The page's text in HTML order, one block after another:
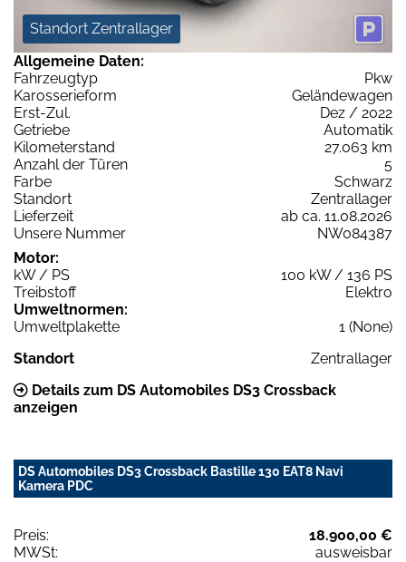
Standort Zentrallager
Allgemeine Daten:
Fahrzeugtyp
Pkw
Karosserieform
Geländewagen
Erst-Zul.
Dez / 2022
Getriebe
Automatik
Kilometerstand
27.063 km
Anzahl der Türen
5
Farbe
Schwarz
Standort
Zentrallager
Lieferzeit
ab ca. 11.08.2026
Unsere Nummer
NW084387
Motor:
kW / PS
100 kW / 136 PS
Treibstoff
Elektro
Umweltnormen:
Umweltplakette
1 (None)
Standort
Zentrallager
Details zum DS Automobiles DS3 Crossback
anzeigen
DS Automobiles DS3 Crossback Bastille 130 EAT8 Navi
Kamera PDC
Preis:
18.900,00 €
MWSt:
ausweisbar